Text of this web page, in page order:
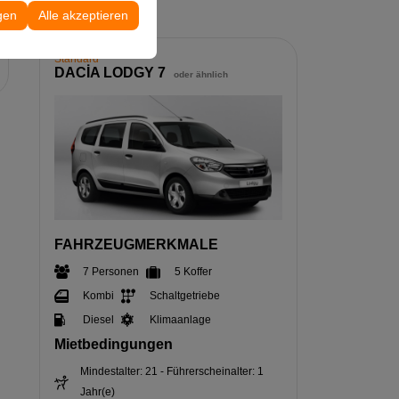
Alle akzeptieren
Standard
DACİA LODGY 7 oder ähnlich
FAHRZEUGMERKMALE
7 Personen
5 Koffer
Kombi
Schaltgetriebe
Diesel
Klimaanlage
Mietbedingungen
Mindestalter: 21 - Führerscheinalter: 1
Jahr(e)